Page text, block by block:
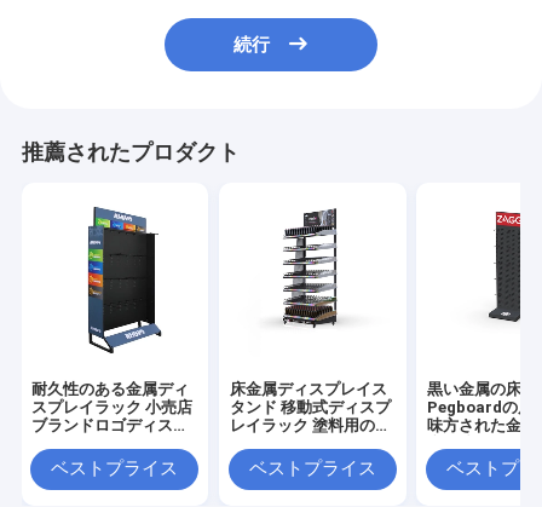
続行
推薦されたプロダクト
耐久性のある金属ディ
スプレイラック 小売店
ブランドロゴディスプ
ベストプライス
床金属ディスプレイス
タンド 移動式ディスプ
レイラック 塗料用の4
ベストプライス
黒い金属の床の
Pegboardの店
味方された金属
ベストプラ